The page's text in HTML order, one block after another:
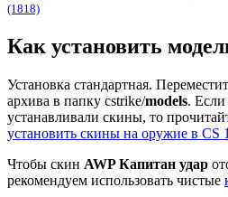
(1818)
Как установить
Установка стандартная.
архива в папку cstrike/models.
устанавливали скины, то
установить скины на оружие в CS
Чтобы скин AWP Капитан удар
рекомендуем использовать чистые